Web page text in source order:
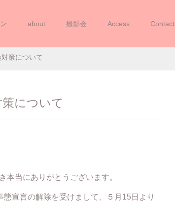
about 撮影会 Access Contact
策について
について
本当にありがとうございます。
宣言の解除を受けまして、５月15日より